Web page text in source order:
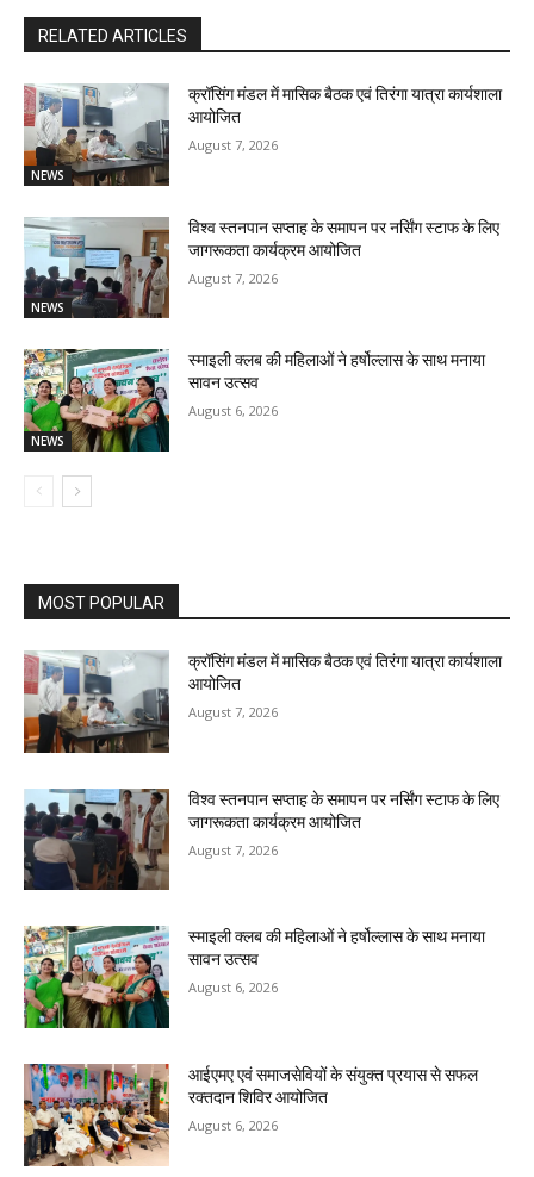
RELATED ARTICLES
NEWS
क्रॉसिंग मंडल में मासिक बैठक एवं तिरंगा यात्रा कार्यशाला
आयोजित
August 7, 2026
NEWS
विश्व स्तनपान सप्ताह के समापन पर नर्सिंग स्टाफ के लिए
जागरूकता कार्यक्रम आयोजित
August 7, 2026
NEWS
स्माइली क्लब की महिलाओं ने हर्षोल्लास के साथ मनाया
सावन उत्सव
August 6, 2026
MOST POPULAR
क्रॉसिंग मंडल में मासिक बैठक एवं तिरंगा यात्रा कार्यशाला
आयोजित
August 7, 2026
विश्व स्तनपान सप्ताह के समापन पर नर्सिंग स्टाफ के लिए
जागरूकता कार्यक्रम आयोजित
August 7, 2026
स्माइली क्लब की महिलाओं ने हर्षोल्लास के साथ मनाया
सावन उत्सव
August 6, 2026
आईएमए एवं समाजसेवियों के संयुक्त प्रयास से सफल
रक्तदान शिविर आयोजित
August 6, 2026